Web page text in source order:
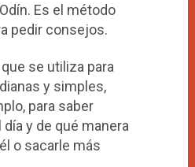
Es el método
pedir consejos.
se utiliza para
y simples,
para saber
y de qué manera
o sacarle más